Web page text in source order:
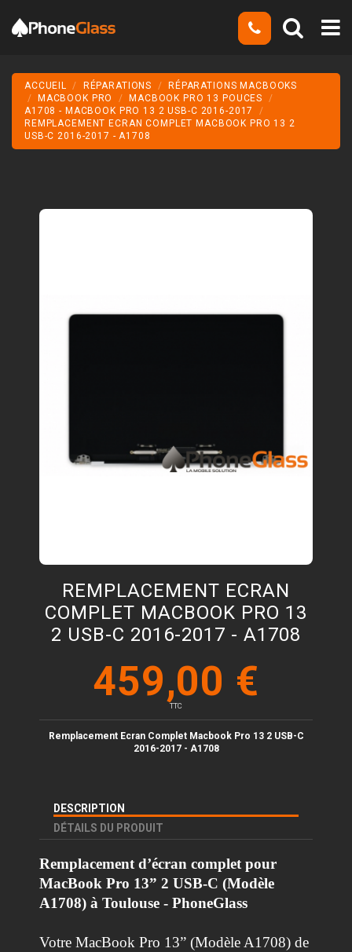
ACCUEIL RÉPARATIONS
RÉPARATIONS MACBOOKS
MACBOOK PRO
MACBOOK PRO 13 POUCES
A1708 - MACBOOK PRO 13 2 USB-C 2016-2017
REMPLACEMENT ECRAN COMPLET MACBOOK PRO 13 2
USB-C 2016-2017 - A1708
REMPLACEMENT ECRAN
COMPLET MACBOOK PRO 13
2 USB-C 2016-2017 - A1708
459,00 €
TTC
Remplacement Ecran Complet Macbook Pro 13 2 USB-C
2016-2017 - A1708
DESCRIPTION
DÉTAILS DU PRODUIT
Remplacement d’écran complet pour
MacBook Pro 13” 2 USB-C (Modèle
A1708) à Toulouse - PhoneGlass
Votre MacBook Pro 13” (Modèle A1708) de